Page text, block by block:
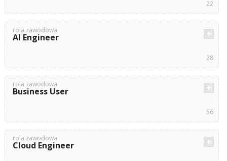
22
rola zawodowa
AI Engineer
28
rola zawodowa
Business User
56
rola zawodowa
Cloud Engineer